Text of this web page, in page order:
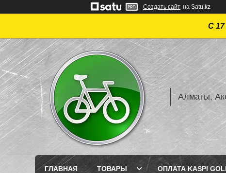
Создать сайт на Satu.kz
С
Алматы,
ГЛАВНАЯ ТОВАРЫ ОПЛАТА KASPI